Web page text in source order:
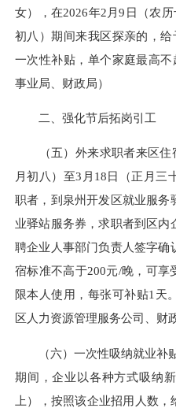
女），在2026年2月9日（农
初八）期间来我区探亲的，
一次性补贴，单个家庭最高
事业局、财政局）
二、强化节后拓岗引工
（五）外来求职者来区住
月初八）至3月18日（正月三
职者，到泉州开发区就业服务
业驿站服务券，求职者到区
聘企业人事部门负责人签字确
宿标准不高于200元/晚，可享
限本人使用，每张可补贴1天
区人力资源管理服务公司、财
（六）一次性吸纳就业补贴
期间，企业以各种方式吸纳
上），按照该企业招用人数